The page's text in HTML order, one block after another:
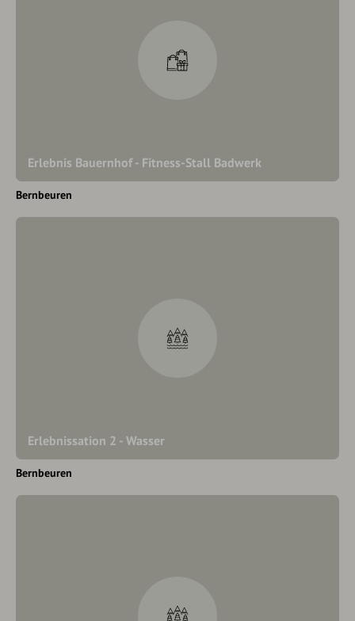
Erlebnis Bauernhof - Fitness-Stall Badwerk
Bernbeuren
Erlebnissation 2 - Wasser
Bernbeuren